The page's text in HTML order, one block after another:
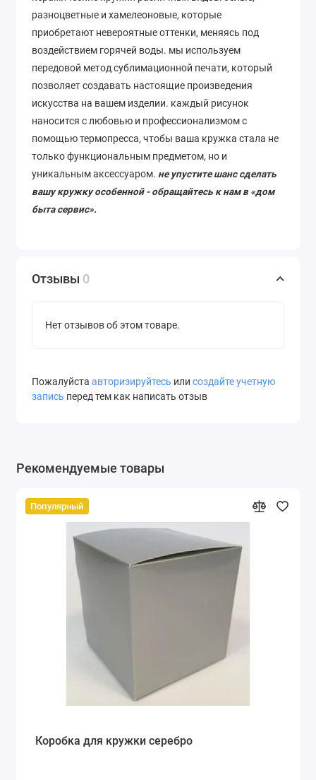
разноцветные и хамелеоновые, которые
приобретают невероятные оттенки, меняясь под
воздействием горячей воды. мы используем
передовой метод сублимационной печати, который
позволяетсоздавать настоящие произведения
искусства на вашем изделии. каждый рисунок
наносится с любовью и профессионализмом с
помощью термопресса, чтобы ваша кружка стала не
только функциональным предметом, но и
уникальным аксессуаром. не упустите шанс сделать
вашу кружку особенной - обращайтесь к нам в «дом
быта сервис».
Отзывы 0
Нет отзывов об этом товаре.
Пожалуйста авторизируйтесь или создайте учетную
запись перед тем как написать отзыв
Рекомендуемые товары
Популярный
Коробка для кружки серебро